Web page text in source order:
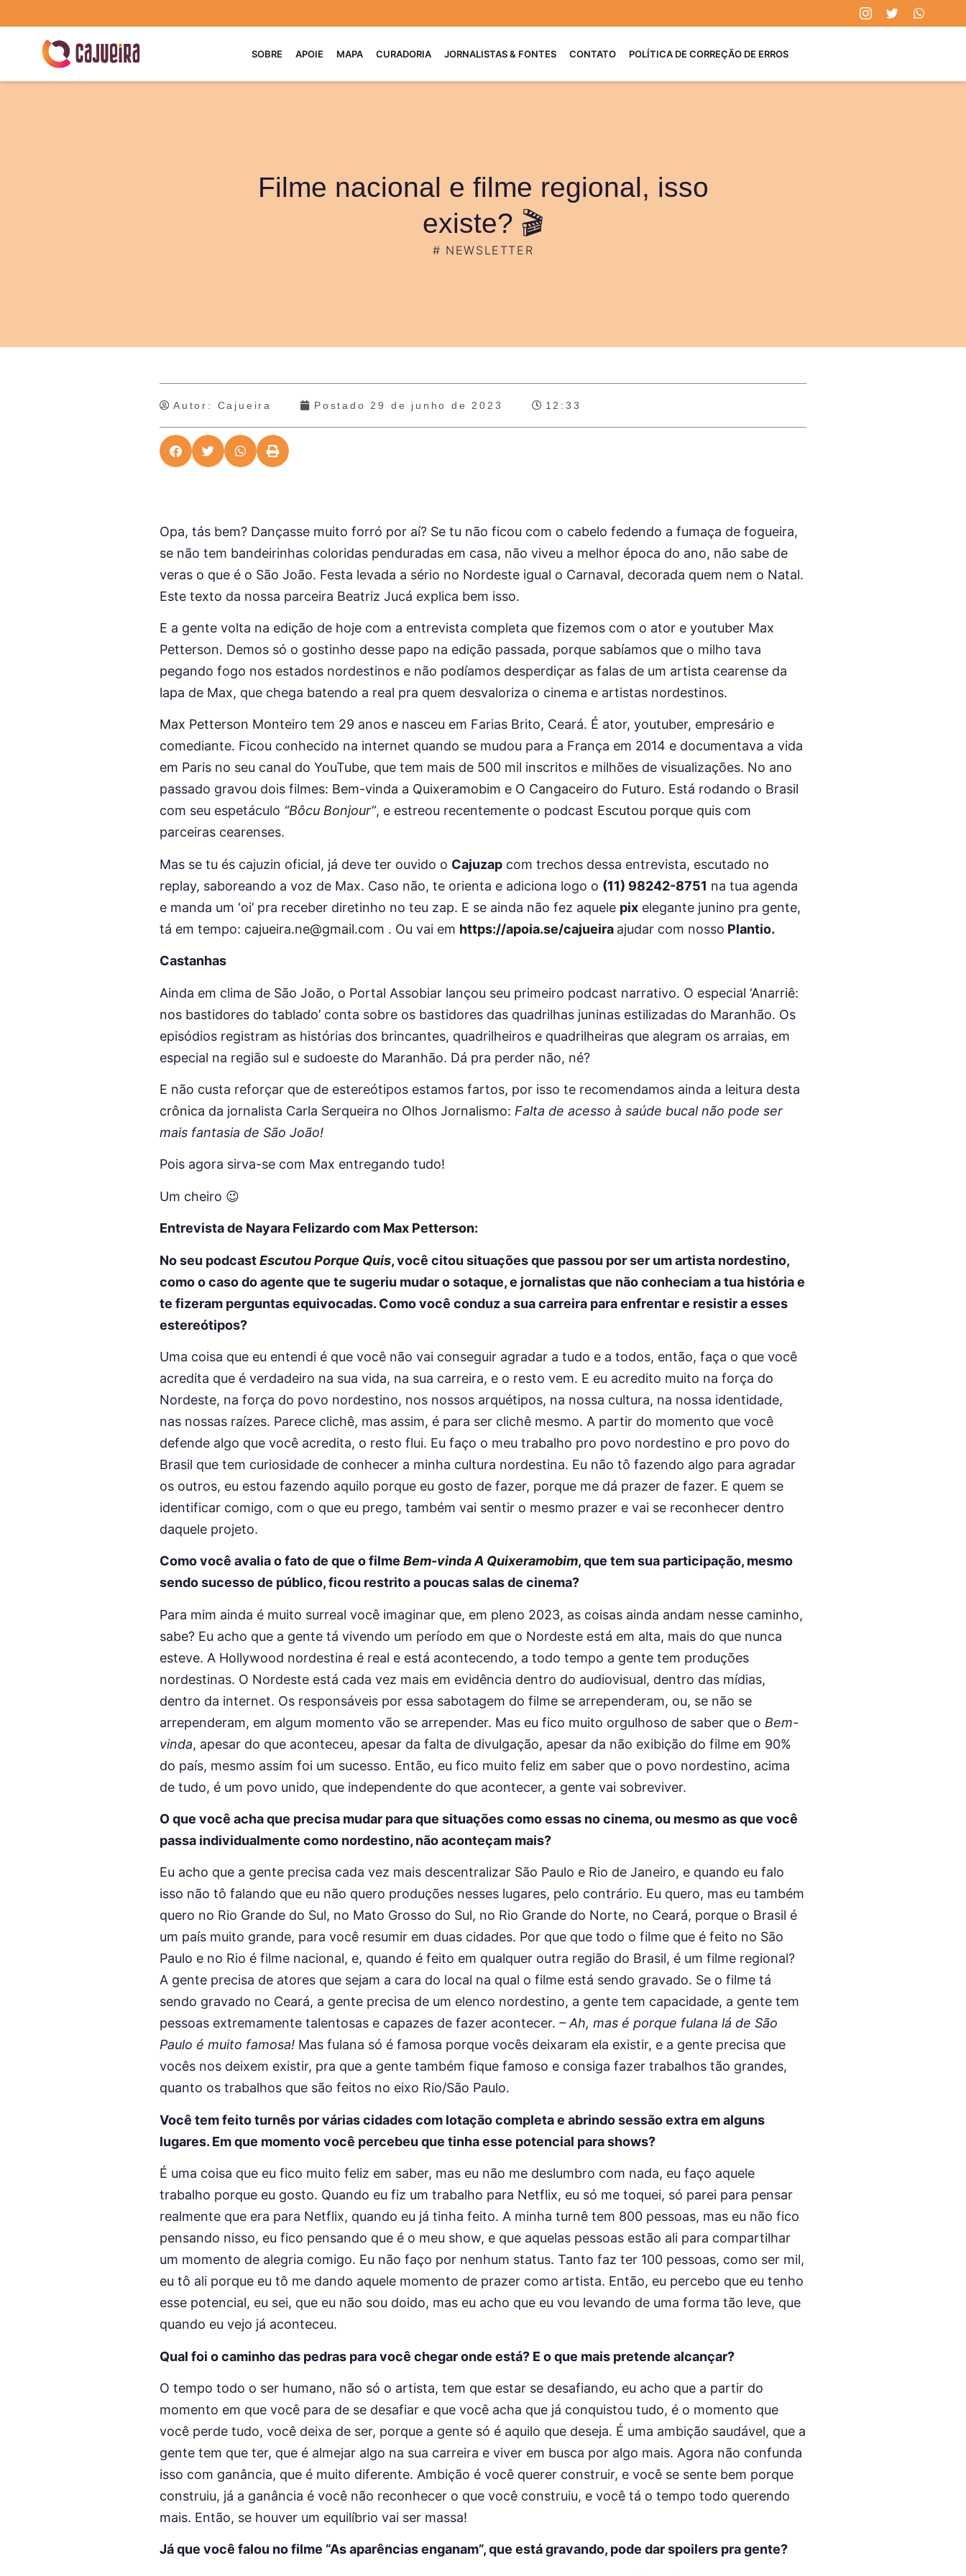
SOBRE APOIE MAPA CURADORIA JORNALISTAS & FONTES CONTATO POLÍTICA DE CORREÇÃO DE ERROS
Filme nacional e filme regional, isso
existe? 🎬
# NEWSLETTER
Autor: Cajueira Postado 29 de junho de 2023 12:33
Opa, tás bem? Dançasse muito forró por aí? Se tu não ficou com o cabelo fedendo a fumaça de fogueira,
se não tem bandeirinhas coloridas penduradas em casa, não viveu a melhor época do ano, não sabe de
veras o que é o São João. Festa levada a sério no Nordeste igual o Carnaval, decorada quem nem o Natal.
Este texto da nossa parceira Beatriz Jucá explica bem isso.
E a gente volta na edição de hoje com a entrevista completa que fizemos com o ator e youtuber Max
Petterson. Demos só o gostinho desse papo na edição passada, porque sabíamos que o milho tava
pegando fogo nos estados nordestinos e não podíamos desperdiçar as falas de um artista cearense da
lapa de Max, que chega batendo a real pra quem desvaloriza o cinema e artistas nordestinos.
Max Petterson Monteiro tem 29 anos e nasceu em Farias Brito, Ceará. É ator, youtuber, empresário e
comediante. Ficou conhecido na internet quando se mudou para a França em 2014 e documentava a vida
em Paris no seu canal do YouTube, que tem mais de 500 mil inscritos e milhões de visualizações. No ano
passado gravou dois filmes: Bem-vinda a Quixeramobim e O Cangaceiro do Futuro. Está rodando o Brasil
com seu espetáculo “Bôcu Bonjour”, e estreou recentemente o podcast Escutou porque quis com
parceiras cearenses.
Mas se tu és cajuzin oficial, já deve ter ouvido o Cajuzap com trechos dessa entrevista, escutado no
replay, saboreando a voz de Max. Caso não, te orienta e adiciona logo o (11) 98242-8751 na tua agenda
e manda um ‘oi’ pra receber diretinho no teu zap. E se ainda não fez aquele pix elegante junino pra gente,
tá em tempo: cajueira.ne@gmail.com . Ou vai em https://apoia.se/cajueira ajudar com nosso Plantio.
Castanhas
Ainda em clima de São João, o Portal Assobiar lançou seu primeiro podcast narrativo. O especial ‘Anarriê:
nos bastidores do tablado’ conta sobre os bastidores das quadrilhas juninas estilizadas do Maranhão. Os
episódios registram as histórias dos brincantes, quadrilheiros e quadrilheiras que alegram os arraias, em
especial na região sul e sudoeste do Maranhão. Dá pra perder não, né?
E não custa reforçar que de estereótipos estamos fartos, por isso te recomendamos ainda a leitura desta
crônica da jornalista Carla Serqueira no Olhos Jornalismo: Falta de acesso à saúde bucal não pode ser
mais fantasia de São João!
Pois agora sirva-se com Max entregando tudo!
Um cheiro 😉
Entrevista de Nayara Felizardo com Max Petterson:
No seu podcastEscutou Porque Quis, você citou situações que passou por ser um artista nordestino,
como o caso do agente que te sugeriu mudar o sotaque, e jornalistas que não conheciam a tua história e
te fizeram perguntas equivocadas. Como você conduz a sua carreira para enfrentar e resistir a esses
estereótipos?
Uma coisa que eu entendi é que você não vai conseguir agradar a tudo e a todos, então, faça o que você
acredita que é verdadeiro na sua vida, na sua carreira, e o resto vem. E eu acredito muito na força do
Nordeste, na força do povo nordestino, nos nossos arquétipos, na nossa cultura, na nossa identidade,
nas nossas raízes. Parece clichê, mas assim, é para ser clichê mesmo. A partir do momento que você
defende algo que você acredita, o resto flui. Eu faço o meu trabalho pro povo nordestino e pro povo do
Brasil que tem curiosidade de conhecer a minha cultura nordestina. Eu não tô fazendo algo para agradar
os outros, eu estou fazendo aquilo porque eu gosto de fazer, porque me dá prazer de fazer. E quem se
identificar comigo, com o que eu prego, também vai sentir o mesmo prazer e vai se reconhecer dentro
daquele projeto.
Como você avalia o fato de que o filme Bem-vinda A Quixeramobim, que tem sua participação, mesmo
sendo sucesso de público, ficou restrito a poucas salas de cinema?
Para mim ainda é muito surreal você imaginar que, em pleno 2023, as coisas ainda andam nesse caminho,
sabe? Eu acho que a gente tá vivendo um período em que o Nordeste está em alta, mais do que nunca
esteve. A Hollywood nordestina é real e está acontecendo, a todo tempo a gente tem produções
nordestinas. O Nordeste está cada vez mais em evidência dentro do audiovisual, dentro das mídias,
dentro da internet. Os responsáveis por essa sabotagem do filme se arrependeram, ou, se não se
arrependeram, em algum momento vão se arrepender. Mas eu fico muito orgulhoso de saber que o Bem-
vinda, apesar do que aconteceu, apesar da falta de divulgação, apesar da não exibição do filme em 90%
do país, mesmo assim foi um sucesso. Então, eu fico muito feliz em saber que o povo nordestino, acima
de tudo, é um povo unido, que independente do que acontecer, a gente vai sobreviver.
O que você acha que precisa mudar para que situações como essas no cinema, ou mesmo as que você
passa individualmente como nordestino, não aconteçam mais?
Eu acho que a gente precisa cada vez mais descentralizar São Paulo e Rio de Janeiro, e quando eu falo
isso não tô falando que eu não quero produções nesses lugares, pelo contrário. Eu quero, mas eu também
quero no Rio Grande do Sul, no Mato Grosso do Sul, no Rio Grande do Norte, no Ceará, porque o Brasil é
um país muito grande, para você resumir em duas cidades. Por que que todo o filme que é feito no São
Paulo e no Rio é filme nacional, e, quando é feito em qualquer outra região do Brasil, é um filme regional?
A gente precisa de atores que sejam a cara do local na qual o filme está sendo gravado. Se o filme tá
sendo gravado no Ceará, a gente precisa de um elenco nordestino, a gente tem capacidade, a gente tem
pessoas extremamente talentosas e capazes de fazer acontecer. – Ah, mas é porque fulana lá de São
Paulo é muito famosa! Mas fulana só é famosa porque vocês deixaram ela existir, e a gente precisa que
vocês nos deixem existir, pra que a gente também fique famoso e consiga fazer trabalhos tão grandes,
quanto os trabalhos que são feitos no eixo Rio/São Paulo.
Você tem feito turnês por várias cidades com lotação completa e abrindo sessão extra em alguns
lugares. Em que momento você percebeu que tinha esse potencial para shows?
É uma coisa que eu fico muito feliz em saber, mas eu não me deslumbro com nada, eu faço aquele
trabalho porque eu gosto. Quando eu fiz um trabalho para Netflix, eu só me toquei, só parei para pensar
realmente que era para Netflix, quando eu já tinha feito. A minha turnê tem 800 pessoas, mas eu não fico
pensando nisso, eu fico pensando que é o meu show, e que aquelas pessoas estão ali para compartilhar
um momento de alegria comigo. Eu não faço por nenhum status. Tanto faz ter 100 pessoas, como ser mil,
eu tô ali porque eu tô me dando aquele momento de prazer como artista. Então, eu percebo que eu tenho
esse potencial, eu sei, que eu não sou doido, mas eu acho que eu vou levando de uma forma tão leve, que
quando eu vejo já aconteceu.
Qual foi o caminho das pedras para você chegar onde está? E o que mais pretende alcançar?
O tempo todo o ser humano, não só o artista, tem que estar se desafiando, eu acho que a partir do
momento em que você para de se desafiar e que você acha que já conquistou tudo, é o momento que
você perde tudo, você deixa de ser, porque a gente só é aquilo que deseja. É uma ambição saudável, que a
gente tem que ter, que é almejar algo na sua carreira e viver em busca por algo mais. Agora não confunda
isso com ganância, que é muito diferente. Ambição é você querer construir, e você se sente bem porque
construiu, já a ganância é você não reconhecer o que você construiu, e você tá o tempo todo querendo
mais. Então, se houver um equilíbrio vai ser massa!
Já que você falou no filme “As aparências enganam”, que está gravando, pode dar spoilers pra gente?